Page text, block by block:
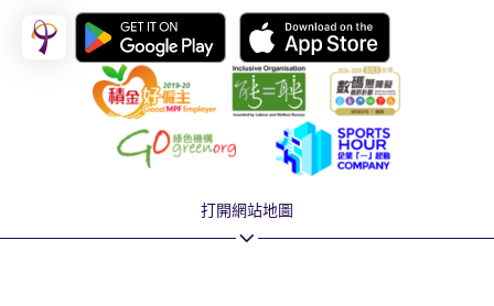
打開網站地圖